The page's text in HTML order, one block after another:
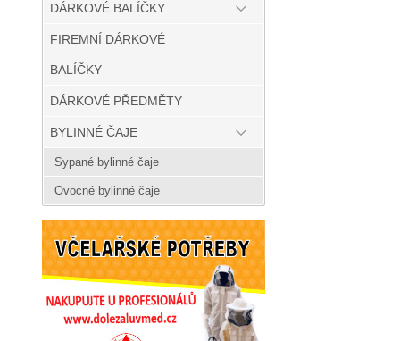
DÁRKOVÉ BALÍČKY
FIREMNÍ DÁRKOVÉ
BALÍČKY
DÁRKOVÉ PŘEDMĚTY
BYLINNÉ ČAJE
Sypané bylinné čaje
Ovocné bylinné čaje